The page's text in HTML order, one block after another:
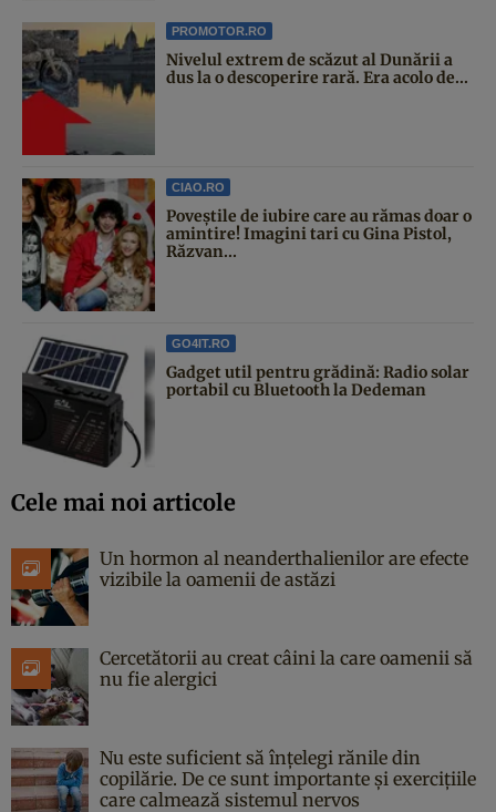
PROMOTOR.RO
Nivelul extrem de scăzut al Dunării a
dus la o descoperire rară. Era acolo de...
CIAO.RO
Poveştile de iubire care au rămas doar o
amintire! Imagini tari cu Gina Pistol,
Răzvan...
GO4IT.RO
Gadget util pentru grădină: Radio solar
portabil cu Bluetooth la Dedeman
Cele mai noi articole
Un hormon al neanderthalienilor are efecte
vizibile la oamenii de astăzi
Cercetătorii au creat câini la care oamenii să
nu fie alergici
Nu este suficient să înțelegi rănile din
copilărie. De ce sunt importante și exercițiile
care calmează sistemul nervos